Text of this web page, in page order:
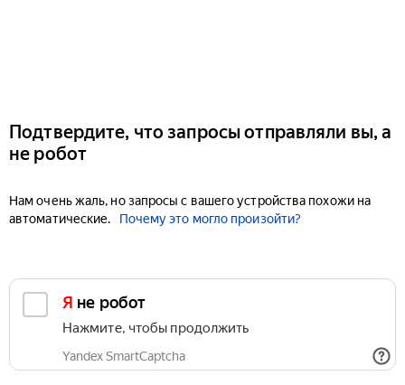
Подтвердите, что запросы отправляли вы, а
не робот
Нам очень жаль, но запросы с вашего устройства похожи на
автоматические.
Почему это могло произойти?
Я не робот
Нажмите, чтобы продолжить
Yandex SmartCaptcha